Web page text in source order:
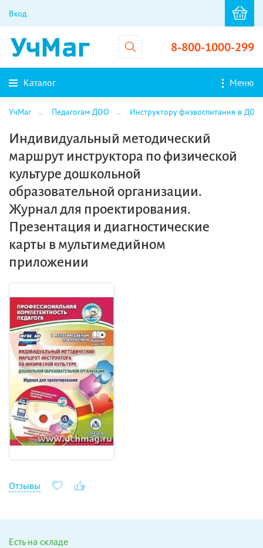
Вход
8-800-1000-299
Каталог Меню
УчМаг Педагогам ДОО Инструктору физвоспитания в ДОО
Индивидуальный методический
маршрут инструктора по физической
культуре дошкольной
образовательной организации.
Журнал для проектирования.
Презентация и диагностические
карты в мультимедийном
приложении
Отзывы
Есть на складе